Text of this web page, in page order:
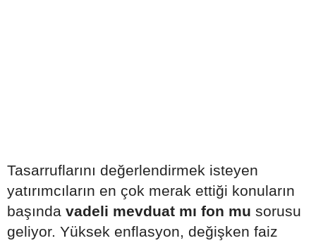
Tasarruflarını değerlendirmek isteyen
yatırımcıların en çok merak ettiği konuların
başında vadeli mevduat mı fon mu sorusu
geliyor. Yüksek enflasyon, değişken faiz